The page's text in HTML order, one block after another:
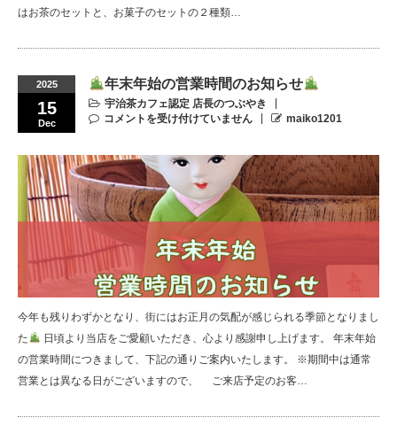
はお茶のセットと、お菓子のセットの２種類…
2025
15
Dec
年末年始の営業時間のお知らせ
宇治茶カフェ認定 店長のつぶやき
コメントを受け付けていません
maiko1201
今年も残りわずかとなり、街にはお正月の気配が感じられる季節となりまし
た
日頃より当店をご愛顧いただき、心より感謝申し上げます。 年末年始
の営業時間につきまして、下記の通りご案内いたします。 ※期間中は通常
営業とは異なる日がございますので、 ご来店予定のお客…